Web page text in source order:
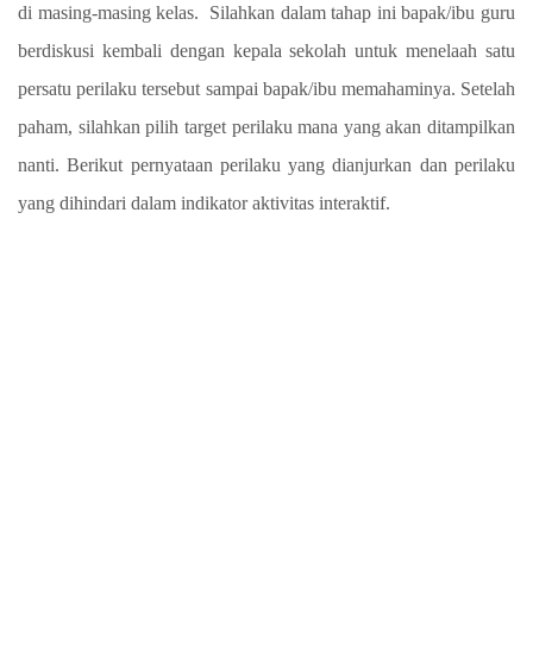
di masing-masing kelas. Silahkan dalam tahap ini bapak/ibu guru
berdiskusi kembali dengan kepala sekolah untuk menelaah satu
persatu perilaku tersebut sampai bapak/ibu memahaminya. Setelah
paham, silahkan pilih target perilaku mana yang akan ditampilkan
nanti. Berikut pernyataan perilaku yang dianjurkan dan perilaku
yang dihindari dalam indikator aktivitas interaktif.